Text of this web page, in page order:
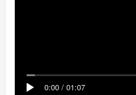
0:00 / 01:07